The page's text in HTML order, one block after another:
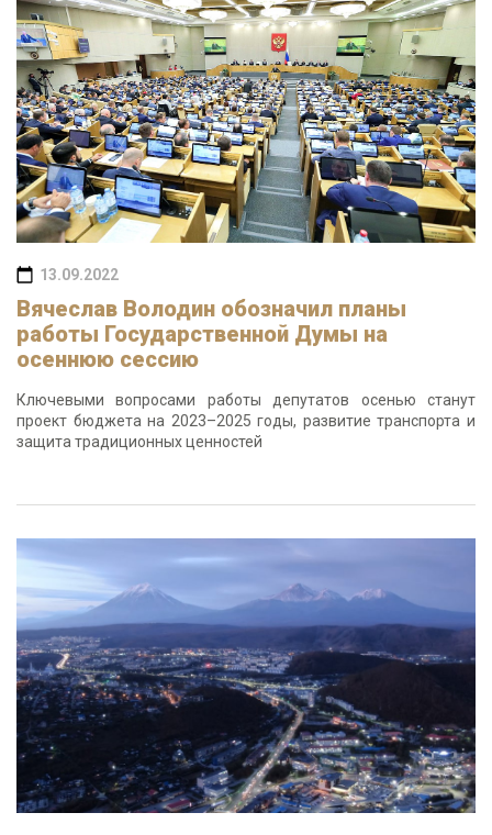
13.09.2022
Вячеслав Володин обозначил планы
работы Государственной Думы на
осеннюю сессию
Ключевыми вопросами работы депутатов осенью станут
проект бюджета на 2023–2025 годы, развитие транспорта и
защита традиционных ценностей